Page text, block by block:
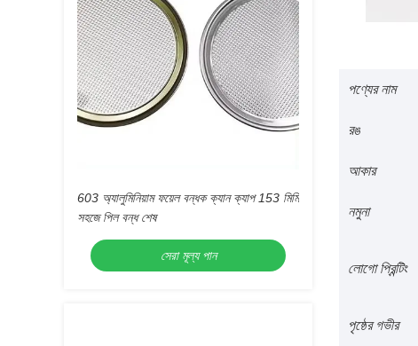
603 অ্যালুমিনিয়াম ফয়েল বন্ধক ক্যান ক্যাপ 153 মিমি
সহজে পিল বন্ধ শেষ
সেরা মূল্য পান
পণ্যের নাম
রঙ
আকার
নমুনা
লোগো প্রিন্টিং
পৃষ্ঠের গভীর